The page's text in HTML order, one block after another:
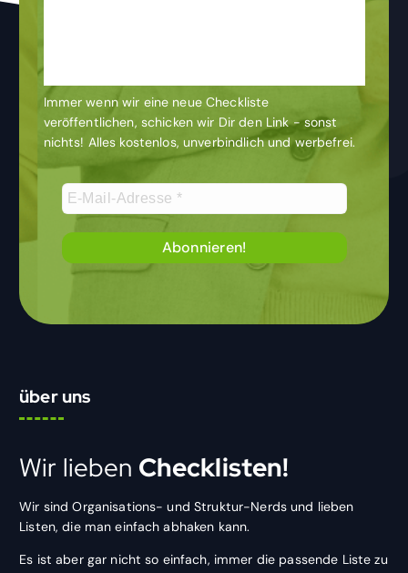
Laufenden
Immer wenn wir eine neue Checkliste
veröffentlichen, schicken wir Dir den Link - sonst
nichts! Alles kostenlos, unverbindlich und werbefrei.
über uns
Wir lieben Checklisten!
Wir sind Organisations- und Struktur-Nerds und lieben
Listen, die man einfach abhaken kann.
Es ist aber gar nicht so einfach, immer die passende Liste zu